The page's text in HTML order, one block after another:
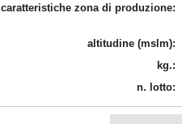
caratteristiche zona di produzione:
altitudine (mslm):
kg.:
n. lotto: